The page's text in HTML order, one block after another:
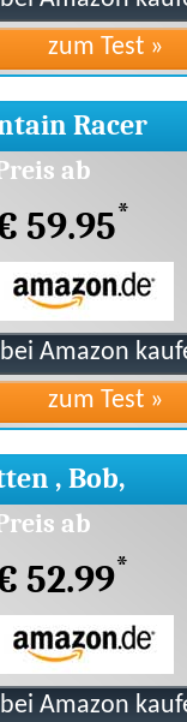
Racer
ab
59.95*
, Bob,
ab
52.99*